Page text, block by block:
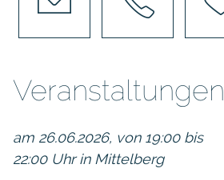
Veranstaltungen
am 26.06.2026, von 19:00 bis
22:00 Uhr in Mittelberg